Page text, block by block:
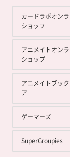
カードラボオン
ショップ
アニメイトオン
ショップ
アニメイトブック
ア
ゲーマーズ
SuperGroupies